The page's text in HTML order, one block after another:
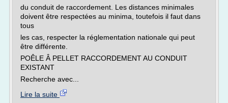
du conduit de raccordement. Les distances minimales
doivent être respectées au minima, toutefois il faut dans
tous
les cas, respecter la réglementation nationale qui peut
être différente.
POÊLE Â PELLET RACCORDEMENT AU CONDUIT
EXISTANT
Recherche avec...
Lire la suite